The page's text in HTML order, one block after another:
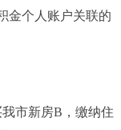
金个人账户关联的
市新房B，缴纳住